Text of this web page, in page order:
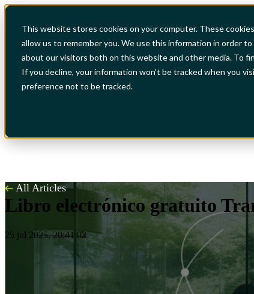
This website stores cookies on your computer. These
allow us to remember you. We use this information in order
about our visitors both on this website and other media. To
If you decline, your information won’t be tracked when you
preference not to be tracked.
Show submenu for Industrias Industrias
All Articles
Libro electrónico gratuito
25 jul 2025, 20:41:02